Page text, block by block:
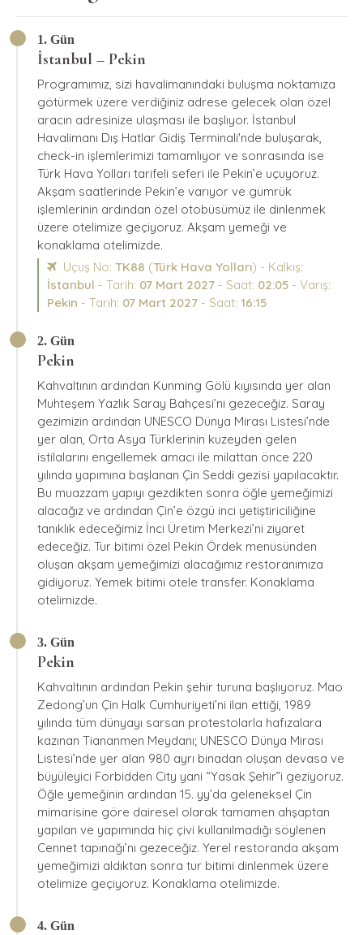
1. Gün
İstanbul – Pekin
Programımız, sizi havalimanındaki buluşma noktamıza
götürmek üzere verdiğiniz adrese gelecek olan özel
aracın adresinize ulaşması ile başlıyor. İstanbul
Havalimanı Dış Hatlar Gidiş Terminali'nde buluşarak,
check-in işlemlerimizi tamamlıyor ve sonrasında ise
Türk Hava Yolları tarifeli seferi ile Pekin’e uçuyoruz.
Akşam saatlerinde Pekin’e varıyor ve gümrük
işlemlerinin ardından özel otobüsümüz ile dinlenmek
üzere otelimize geçiyoruz. Akşam yemeği ve
konaklama otelimizde.
Uçuş No: TK88 (Türk Hava Yolları) - Kalkış:
İstanbul - Tarih: 07 Mart 2027 - Saat: 02:05 - Varış:
Pekin - Tarih: 07 Mart 2027 - Saat: 16:15
2. Gün
Pekin
Kahvaltının ardından Kunming Gölü kıyısında yer alan
Muhteşem Yazlık Saray Bahçesi’ni gezeceğiz. Saray
gezimizin ardından UNESCO Dünya Mirası Listesi’nde
yer alan, Orta Asya Türklerinin kuzeyden gelen
istilalarını engellemek amacı ile milattan önce 220
yılında yapımına başlanan Çin Seddi gezisi yapılacaktır.
Bu muazzam yapıyı gezdikten sonra öğle yemeğimizi
alacağız ve ardından Çin’e özgü inci yetiştiriciliğine
tanıklık edeceğimiz İnci Üretim Merkezi’ni ziyaret
edeceğiz. Tur bitimi özel Pekin Ördek menüsünden
oluşan akşam yemeğimizi alacağımız restoranımıza
gidiyoruz. Yemek bitimi otele transfer. Konaklama
otelimizde.
3. Gün
Pekin
Kahvaltının ardından Pekin şehir turuna başlıyoruz. Mao
Zedong’un Çin Halk Cumhuriyeti’ni ilan ettiği, 1989
yılında tüm dünyayı sarsan protestolarla hafızalara
kazınan Tiananmen Meydanı; UNESCO Dünya Mirası
Listesi’nde yer alan 980 ayrı binadan oluşan devasa ve
büyüleyici Forbidden City yani “Yasak Şehir”i geziyoruz.
Öğle yemeğinin ardından 15. yy’da geleneksel Çin
mimarisine göre dairesel olarak tamamen ahşaptan
yapılan ve yapımında hiç çivi kullanılmadığı söylenen
Cennet tapınağı’nı gezeceğiz. Yerel restoranda akşam
yemeğimizi aldıktan sonra tur bitimi dinlenmek üzere
otelimize geçiyoruz. Konaklama otelimizde.
4. Gün